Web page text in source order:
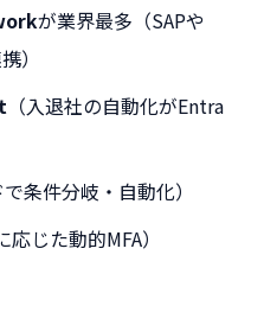
が業界最多（SAPや
）
（入退社の自動化がEntra
で条件分岐・自動化）
じた動的MFA）